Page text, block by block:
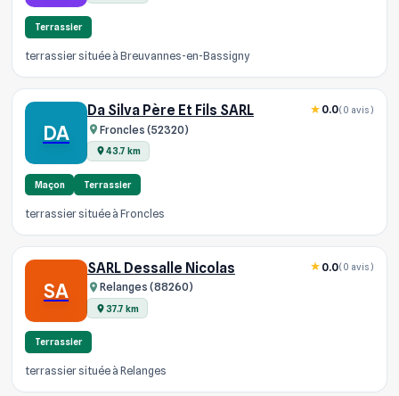
Terrassier
terrassier située à Breuvannes-en-Bassigny
DA
Da Silva Père Et Fils SARL
Froncles (52320)
43.7 km
0.0(0 avis)
Maçon Terrassier
terrassier située à Froncles
SA
SARL Dessalle Nicolas
Relanges (88260)
37.7 km
0.0(0 avis)
Terrassier
terrassier située à Relanges